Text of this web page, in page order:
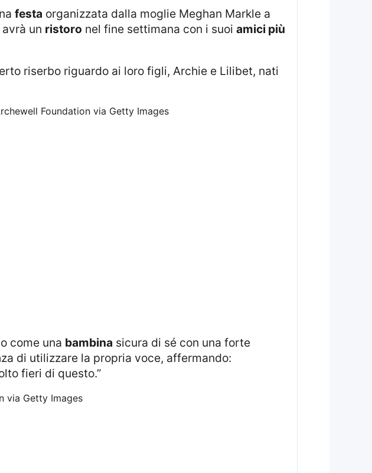
festa organizzata dalla moglie Meghan Markle a
un ristoro nel fine settimana con i suoi amici più
Foundation via Getty Images
come una bambina sicura di sé con una forte
di utilizzare la propria voce, affermando:
fieri di questo.”
via Getty Images